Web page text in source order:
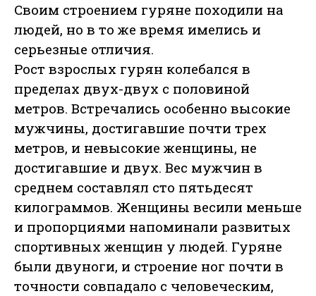
Своим строением гуряне походили на
людей, но в то же время имелись и
серьезные отличия.
Рост взрослых гурян колебался в
пределах двух-двух с половиной
метров. Встречались особенно высокие
мужчины, достигавшие почти трех
метров, и невысокие женщины, не
достигавшие и двух. Вес мужчин в
среднем составлял сто пятьдесят
килограммов. Женщины весили меньше
и пропорциями напоминали развитых
спортивных женщин у людей. Гуряне
были двуноги, и строение ног почти в
точности совпадало с человеческим,